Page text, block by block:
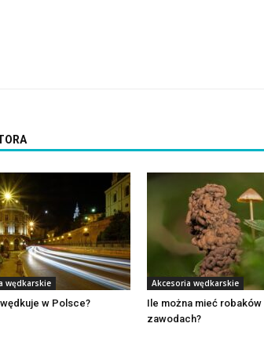
wędkarskie
w Polsce?
Akcesoria wędkarskie
Ile można mieć robaków
zawodach?